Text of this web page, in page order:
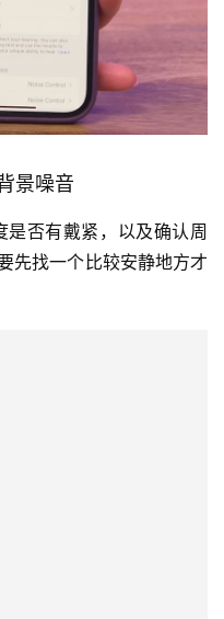
景噪音
否有戴紧，以及确认周
先找一个比较安静地方才